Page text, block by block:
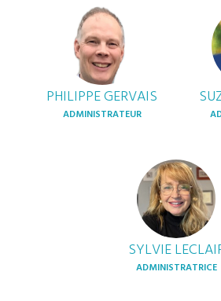
PHILIPPE GERVAIS
ADMINISTRATEUR
SYLVIE
ADMINISTRATRICE